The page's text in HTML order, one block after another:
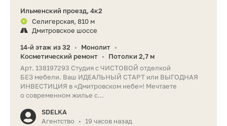
Ильменский проезд, 4к2
Селигерская, 810 м
Дмитровское шоссе
14-й этаж из 32 • Монолит •
Косметический ремонт •
Потолки 2,7 м
Арт. 138197293 Студия с ЧИСТОВОЙ отделкой
БЕЗ мебели. Ваш ИДЕАЛЬНЫЙ СТАРТ или ВЫГОДНАЯ
ИНВЕСТИЦИЯ в «Дмитровском небе»! Мечтаете
о современном жилье с...
SDELKA
Агентство
• 19 часов назад